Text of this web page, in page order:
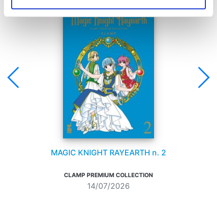
MAGIC KNIGHT RAYEARTH n. 2
CLAMP PREMIUM COLLECTION
14/07/2026